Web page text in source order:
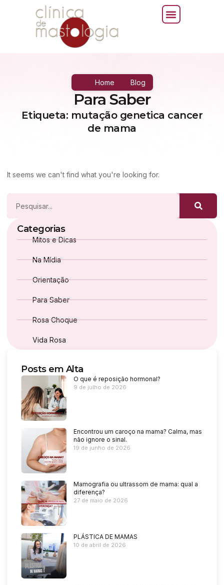
Home Blog
Para Saber
Etiqueta: mutação genetica cancer
de mama
It seems we can't find what you're looking for.
Categorias
Mitos e Dicas
Na Mídia
Orientação
Para Saber
Rosa Choque
Vida Rosa
Posts em Alta
O que é reposição hormonal?
9 de julho de 2026
Encontrou um caroço na mama? Calma, mas
não ignore o sinal.
19 de junho de 2026
Mamografia ou ultrassom de mama: qual a
diferença?
27 de maio de 2026
PLÁSTICA DE MAMAS
10 de abril de 2026